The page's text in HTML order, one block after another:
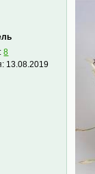
8
13.08.2019